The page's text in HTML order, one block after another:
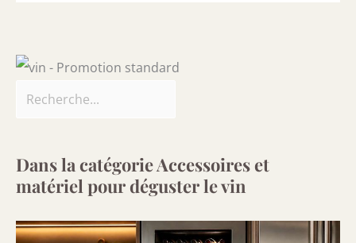
Dans la catégorie Accessoires et
matériel pour déguster le vin